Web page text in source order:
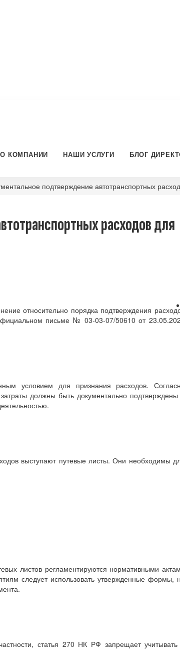
О КОМПАНИИ НАШИ УСЛУГИ БЛОГ
подтверждение автотранспортных
расходов для
относительно порядка подтверждения
письме № 03-03-07/50610 от
условием для признания расходов.
должны быть документально
выступают путевые листы. Они необходимы
листов регламентируются нормативными
следует использовать утвержденные формы,
статья 270 НК РФ запрещает